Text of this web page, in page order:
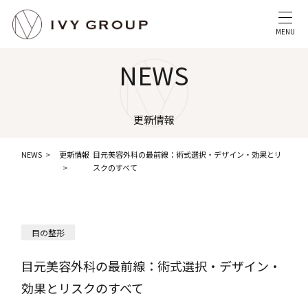
MENU
NEWS
更新情報
NEWS 更新情報 目元美容外科の最前線：術式選択・デザイン・効果とリ
スクのすべて
目の整形
目元美容外科の最前線：術式選択・デザイン・
効果とリスクのすべて